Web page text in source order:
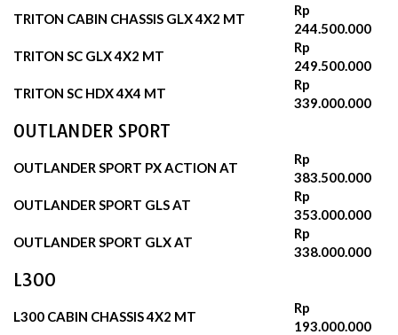
TRITON CABIN CHASSIS GLX 4X2 MT
Rp
244.500.000
TRITON SC GLX 4X2 MT
Rp
249.500.000
TRITON SC HDX 4X4 MT
Rp
339.000.000
OUTLANDER SPORT
OUTLANDER SPORT PX ACTION AT
Rp
383.500.000
OUTLANDER SPORT GLS AT
Rp
353.000.000
OUTLANDER SPORT GLX AT
Rp
338.000.000
L300
L300 CABIN CHASSIS 4X2 MT
Rp
193.000.000